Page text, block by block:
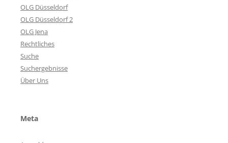
OLG Düsseldorf
OLG Düsseldorf 2
OLG Jena
Rechtliches
Suche
Suchergebnisse
Über Uns
Meta